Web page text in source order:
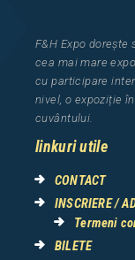
F&H Expo dorește
cea mai mare
cu participare
nivel, o expoziție î
cuvântului.
linkuri utile
CONTACT
INSCRIERE /
Termeni
BILETE